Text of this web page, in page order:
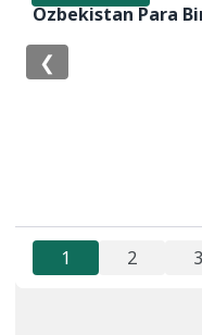
Özbekistan Para
❮
1 2 3